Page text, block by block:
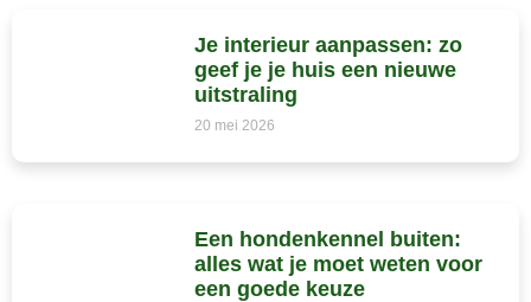
Je interieur aanpassen: zo
geef je je huis een nieuwe
uitstraling
20 mei 2026
Een hondenkennel buiten:
alles wat je moet weten voor
een goede keuze